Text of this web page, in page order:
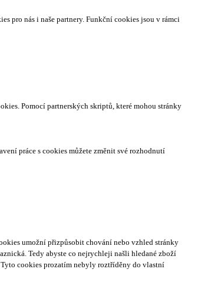
pro nás i naše partnery. Funkční cookies jsou v rámci
Pomocí partnerských skriptů, které mohou stránky
práce s cookies můžete změnit své rozhodnutí
umožní přizpůsobit chování nebo vzhled stránky
Tedy abyste co nejrychleji našli hledané zboží
Tyto cookies prozatím nebyly roztříděny do vlastní